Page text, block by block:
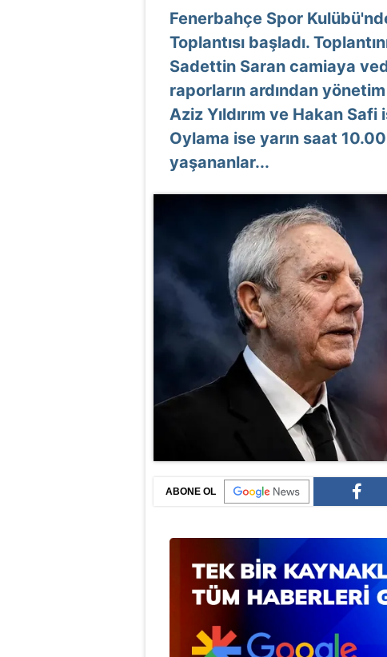
Fenerbahçe Spor
Toplantısı başladı.
Sadettin Saran camiaya
raporların ardından
Aziz Yıldırım ve Hakan
Oylama ise yarın saat
yaşananlar...
ABONE OL